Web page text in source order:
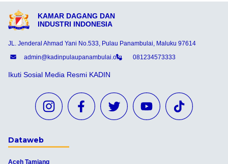
KAMAR DAGANG DAN
INDUSTRI INDONESIA
JL. Jenderal Ahmad Yani No.533, Pulau Panambulai, Maluku 97614
admin@kadinpulaupanambulai.org
081234573333
Ikuti Sosial Media Resmi KADIN
Dataweb
Aceh Tamiang